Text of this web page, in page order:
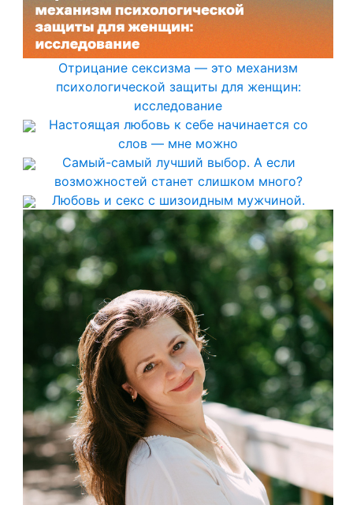
Отрицание сексизма — это механизм
психологической защиты для женщин:
исследование
Настоящая любовь к себе начинается со
слов — мне можно
Самый-самый лучший выбор. А если
возможностей станет слишком много?
Любовь и секс с шизоидным мужчиной.